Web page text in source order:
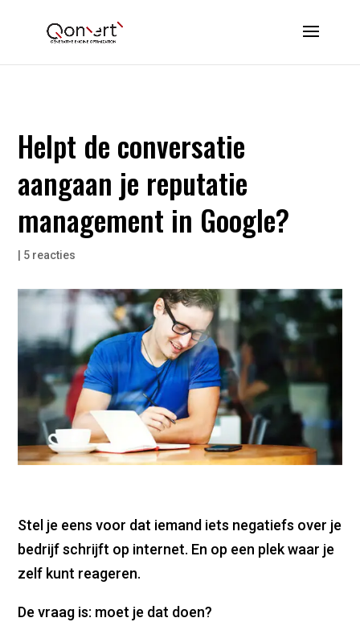
Helpt de conversatie
aangaan je reputatie
management in Google?
5 reacties
Stel je eens voor dat iemand iets negatiefs over je
bedrijf schrijft op internet. En op een plek waar je
zelf kunt reageren.
De vraag is: moet je dat doen?